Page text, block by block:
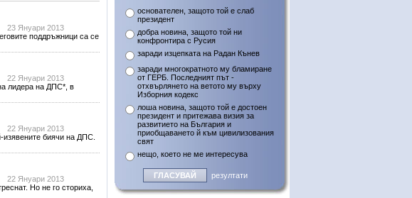
23 Януари 2013
поддръжници са се
22 Януари 2013
лидера на ДПС*, в
22 Януари 2013
биячи на ДПС.
22 Януари 2013
Но не го сториха,
основателен, защото той е слаб
президент
добра новина, защото той ни
конфронтира с Русия
заради изцепката на Радан Кънев
заради многократното му бламиране
от ГЕРБ. Последният път -
отхвърлянето на ветото му върху
Изборния кодекс
лоша новина, защото той е достоен
президент и притежава визия за
развитието на България и
приобщаването й към цивилизования
свят
нещо, което не ме интересува
резултати